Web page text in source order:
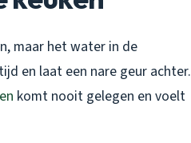
maar het water in de
en laat een nare geur achter.
komt nooit gelegen en voelt